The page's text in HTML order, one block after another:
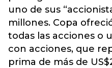
uno de sus
millones. Copa
todas las acciones o
con acciones, que
prima de más de